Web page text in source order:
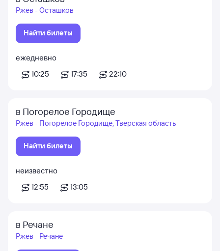
Ржев - Осташков
Найти билеты
ежедневно
10:25
17:35 22:10
в Погорелое Городище
Ржев - Погорелое Городище, Тверская область
Найти билеты
неизвестно
12:55
13:05
в Речане
Ржев - Речане